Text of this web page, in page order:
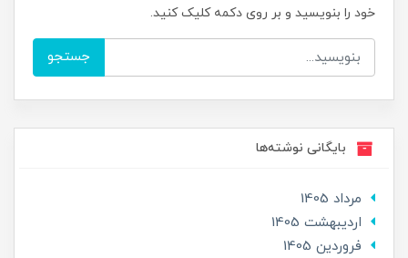
خود را بنویسید و بر روی دکمه کلیک کنید.
جستجو
بایگانی نوشته‌ها
مرداد 1405
ارديبهشت 1405
فروردین 1405